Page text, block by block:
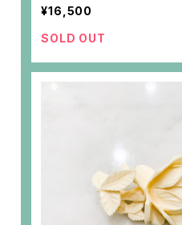
¥16,500
SOLD OUT